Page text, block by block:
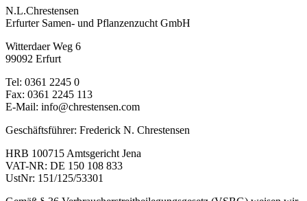
N.L.Chrestensen
Erfurter Samen- und Pflanzen­zucht GmbH
Witterdaer Weg 6
99092 Erfurt
Tel: 0361 2245 0
Fax: 0361 2245 113
E-Mail: info@chrestensen.com
Geschäftsführer: Frederick N. Chrestensen
HRB 100715 Amtsgericht Jena
VAT-NR: DE 150 108 833
UstNr: 151/125/53301